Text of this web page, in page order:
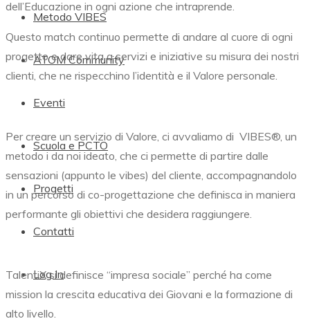
Metodo VIBES
ATOM Community
Eventi
Scuola e PCTO
Progetti
Contatti
Log In
dell’Educazione in ogni azione che intraprende.
Questo match continuo permette di andare al cuore di ogni
progetto e dare vita a servizi e iniziative su misura dei nostri
clienti, che ne rispecchino l’identità e il Valore personale.
Per creare un servizio di Valore, ci avvaliamo di VIBES®, un
metodo i da noi ideato, che ci permette di partire dalle
sensazioni (appunto le vibes) del cliente, accompagnandolo
in un percorso di co-progettazione che definisca in maniera
performante gli obiettivi che desidera raggiungere.
TalentiX si definisce “impresa sociale” perché ha come
mission la crescita educativa dei Giovani e la formazione di
alto livello.